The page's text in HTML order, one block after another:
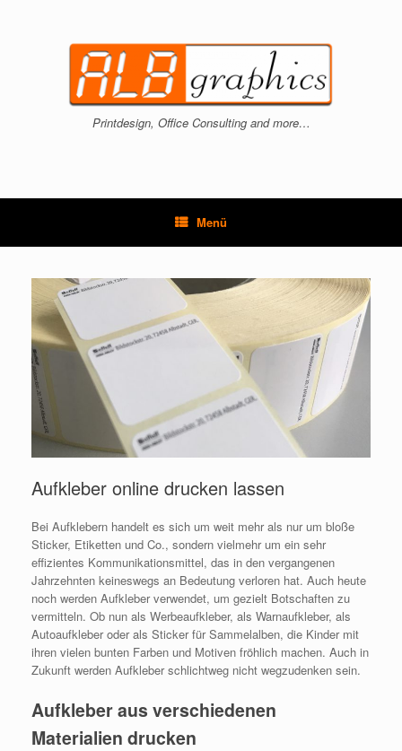
Printdesign, Office Consulting and more…
Menü
Aufkleber online drucken lassen
Bei Aufklebern handelt es sich um weit mehr als nur um bloße
Sticker, Etiketten und Co., sondern vielmehr um ein sehr
effizientes Kommunikationsmittel, das in den vergangenen
Jahrzehnten keineswegs an Bedeutung verloren hat. Auch heute
noch werden Aufkleber verwendet, um gezielt Botschaften zu
vermitteln. Ob nun als Werbeaufkleber, als Warnaufkleber, als
Autoaufkleber oder als Sticker für Sammelalben, die Kinder mit
ihren vielen bunten Farben und Motiven fröhlich machen. Auch in
Zukunft werden Aufkleber schlichtweg nicht wegzudenken sein.
Aufkleber aus verschiedenen
Materialien drucken